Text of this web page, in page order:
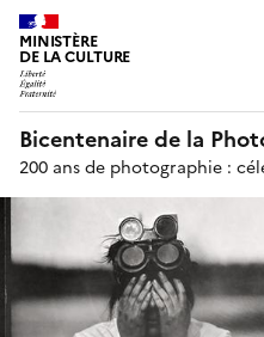
MINISTÈRE
DE LA CULTURE
Bicentenaire de la
200 ans de photographie :